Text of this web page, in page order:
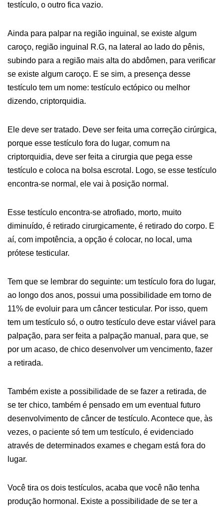
testículo, o outro fica vazio.
Ainda para palpar na região inguinal, se existe algum
caroço, região inguinal R.G, na lateral ao lado do pênis,
subindo para a região mais alta do abdômen, para verificar
se existe algum caroço. E se sim, a presença desse
testículo tem um nome: testículo ectópico ou melhor
dizendo, criptorquidia.
Ele deve ser tratado. Deve ser feita uma correção cirúrgica,
porque esse testículo fora do lugar, comum na
criptorquidia, deve ser feita a cirurgia que pega esse
testículo e coloca na bolsa escrotal. Logo, se esse testículo
encontra-se normal, ele vai à posição normal.
Esse testículo encontra-se atrofiado, morto, muito
diminuído, é retirado cirurgicamente, é retirado do corpo. E
aí, com impotência, a opção é colocar, no local, uma
prótese testicular.
Tem que se lembrar do seguinte: um testículo fora do lugar,
ao longo dos anos, possui uma possibilidade em torno de
11% de evoluir para um câncer testicular. Por isso, quem
tem um testículo só, o outro testículo deve estar viável para
palpação, para ser feita a palpação manual, para que, se
por um acaso, de chico desenvolver um vencimento, fazer
a retirada.
Também existe a possibilidade de se fazer a retirada, de
se ter chico, também é pensado em um eventual futuro
desenvolvimento de câncer de testículo. Acontece que, às
vezes, o paciente só tem um testículo, é evidenciado
através de determinados exames e chegam está fora do
lugar.
Você tira os dois testículos, acaba que você não tenha
produção hormonal. Existe a possibilidade de se ter a